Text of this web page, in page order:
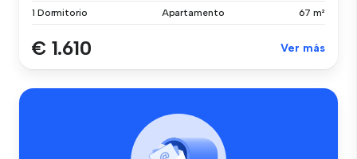
1 Dormitorio Apartamento 67 m²
€ 1.610 Ver más